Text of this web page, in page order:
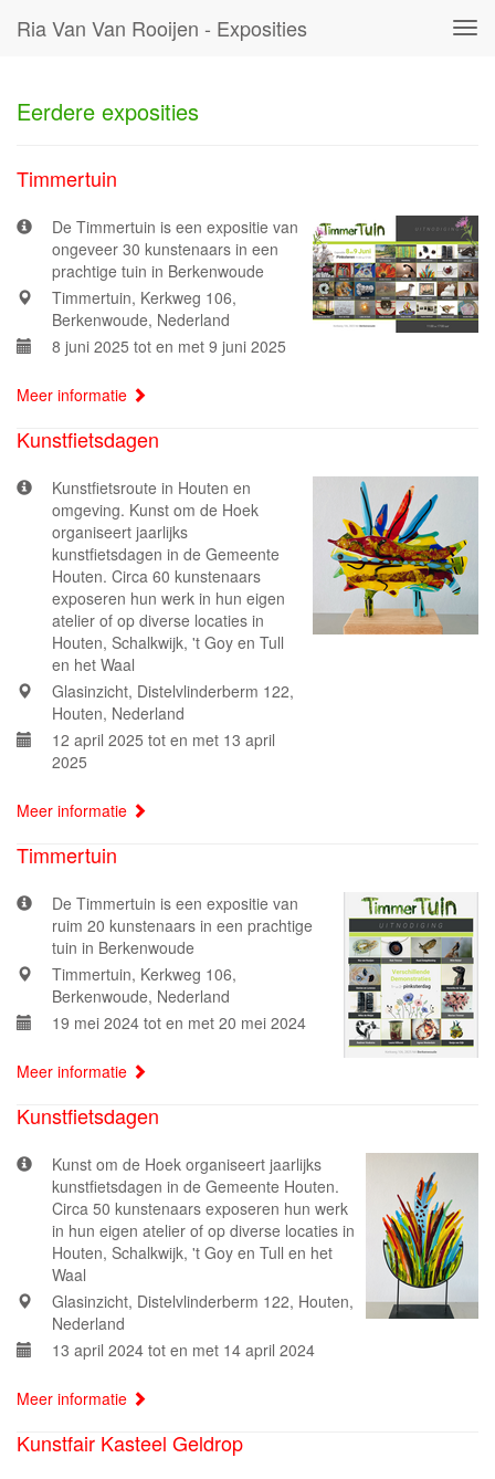
Ria Van Van Rooijen - Exposities
Eerdere exposities
Timmertuin
De Timmertuin is een expositie van
ongeveer 30 kunstenaars in een
prachtige tuin in Berkenwoude
Timmertuin, Kerkweg 106,
Berkenwoude, Nederland
8 juni 2025 tot en met 9 juni 2025
Meer informatie
Kunstfietsdagen
Kunstfietsroute in Houten en
omgeving. Kunst om de Hoek
organiseert jaarlijks
kunstfietsdagen in de Gemeente
Houten. Circa 60 kunstenaars
exposeren hun werk in hun eigen
atelier of op diverse locaties in
Houten, Schalkwijk, 't Goy en Tull
en het Waal
Glasinzicht, Distelvlinderberm 122,
Houten, Nederland
12 april 2025 tot en met 13 april
2025
Meer informatie
Timmertuin
De Timmertuin is een expositie van
ruim 20 kunstenaars in een prachtige
tuin in Berkenwoude
Timmertuin, Kerkweg 106,
Berkenwoude, Nederland
19 mei 2024 tot en met 20 mei 2024
Meer informatie
Kunstfietsdagen
Kunst om de Hoek organiseert jaarlijks
kunstfietsdagen in de Gemeente Houten.
Circa 50 kunstenaars exposeren hun werk
in hun eigen atelier of op diverse locaties in
Houten, Schalkwijk, 't Goy en Tull en het
Waal
Glasinzicht, Distelvlinderberm 122, Houten,
Nederland
13 april 2024 tot en met 14 april 2024
Meer informatie
Kunstfair Kasteel Geldrop